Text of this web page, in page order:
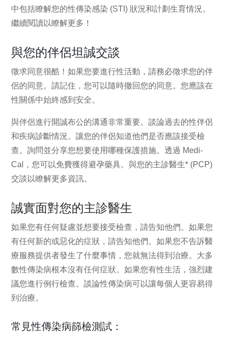
中包括瞭解您的性傳染感染 (STI) 狀況和計劃生育情況。
繼續閱讀以瞭解更多！
與您的伴侶坦誠交談
徵求同意很酷！如果您要進行性活動，請務必徵求您的伴
侶的同意。請記住，您可以隨時撤回您的同意。您應該在
性關係中始終感到安全。
與伴侶進行開誠布公的溝通非常重要。談論過去的性伴侶
和疾病診斷情況。讓您的伴侶知道他們是否應該接受檢
查。詢問並分享您想要使用哪種保護措施。透過 Medi-
Cal，您可以免費獲得避孕藥具。與您的主診醫生* (PCP)
交談以瞭解更多資訊。
誠實面對您的主診醫生
如果您有任何疑慮並想要接受檢查，請告知他們。如果您
有任何新的或惡化的症狀，請告知他們。如果您不告訴醫
療服務提供者發生了什麼事情，您就無法得到治療。大多
數性傳染病根本沒有任何症狀。如果您有性生活，強烈建
議您進行例行檢查。談論性傳染病可以讓每個人更容易得
到治療。
常見性傳染病篩檢測試：